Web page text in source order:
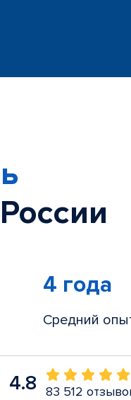
4 года
Средний
4.8 83 512